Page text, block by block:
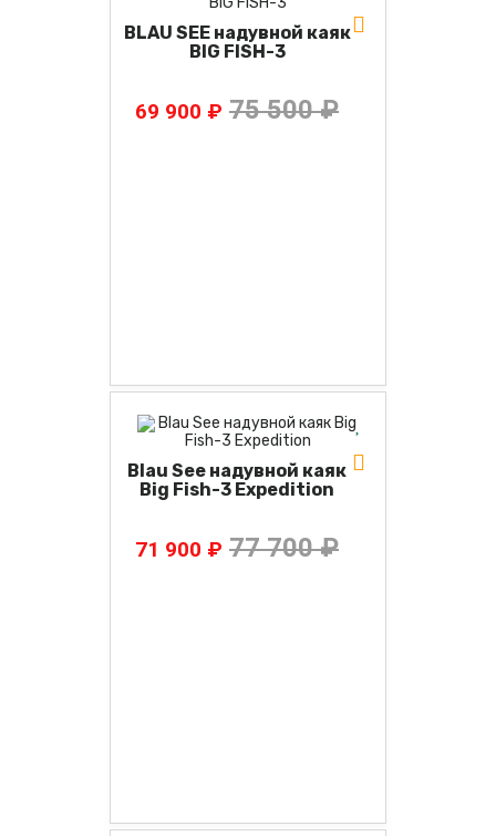
BLAU SEE надувной каяк
BIG FISH-3
69 900 ₽ 75 500 ₽
Blau See надувной каяк
Big Fish-3 Expedition
71 900 ₽ 77 700 ₽